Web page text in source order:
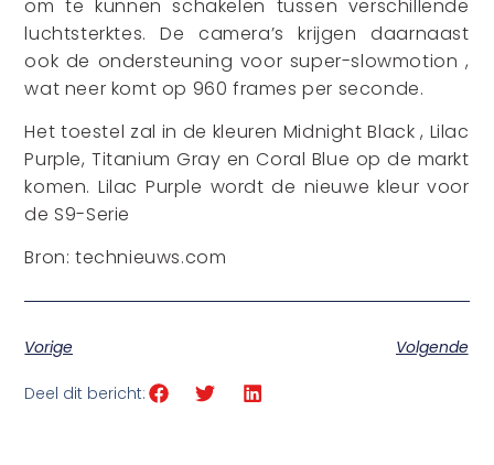
om te kunnen schakelen tussen verschillende
luchtsterktes. De camera’s krijgen daarnaast
ook de ondersteuning voor super-slowmotion ,
wat neer komt op 960 frames per seconde.
Het toestel zal in de kleuren Midnight Black , Lilac
Purple, Titanium Gray en Coral Blue op de markt
komen. Lilac Purple wordt de nieuwe kleur voor
de S9-Serie
Bron: technieuws.com
Vorige Volgende
Deel dit bericht: